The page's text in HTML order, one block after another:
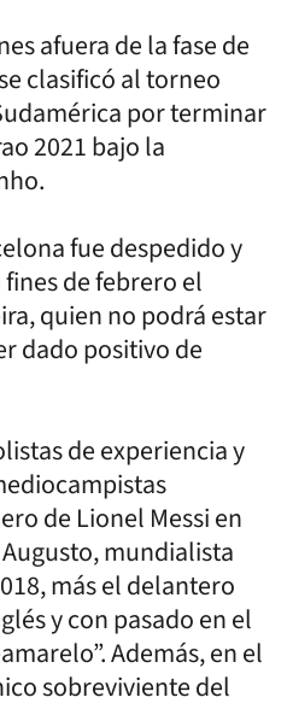
afuera de la fase de
clasificó al torneo
por terminar
2021 bajo la
fue despedido y
de febrero el
quien no podrá estar
dado positivo de
de experiencia y
de Lionel Messi en
mundialista
más el delantero
y con pasado en el
Además, en el
sobreviviente del